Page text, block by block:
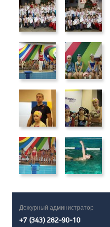
Дежурный администратор
+7 (343) 282-90-10